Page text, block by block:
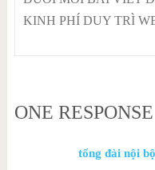
KINH PHÍ DUY TRÌ
ONE RESPONSE
tổng đài nội